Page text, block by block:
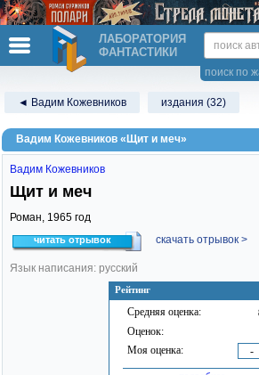
ЛАБОРАТОРИЯ
ФАНТАСТИКИ
поиск по
◄ Вадим Кожевников издания (32)
Вадим Кожевников «Щит и меч»
Рейтинг
Средняя оценка:
Оценок:
Моя оценка: -
Вадим Кожевников
Щит и меч
Роман, 1965 год
читать отрывок скачать отрывок >
Язык написания: русский